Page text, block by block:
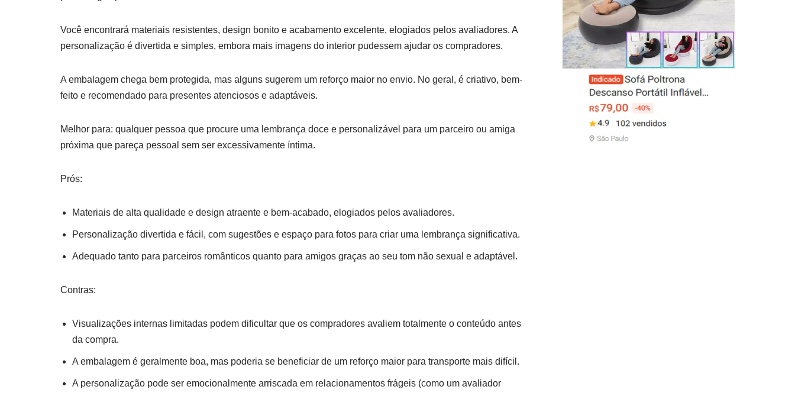
Você encontrará materiais resistentes, design bonito e acabamento excelente, elogiados pelos avaliadores. A
personalização é divertida e simples, embora mais imagens do interior pudessem ajudar os compradores.
A embalagem chega bem protegida, mas alguns sugerem um reforço maior no envio. No geral, é criativo, bem-
feito e recomendado para presentes atenciosos e adaptáveis.
Melhor para: qualquer pessoa que procure uma lembrança doce e personalizável para um parceiro ou amiga
próxima que pareça pessoal sem ser excessivamente íntima.
Prós:
Materiais de alta qualidade e design atraente e bem-acabado, elogiados pelos avaliadores.
Personalização divertida e fácil, com sugestões e espaço para fotos para criar uma lembrança significativa.
Adequado tanto para parceiros românticos quanto para amigos graças ao seu tom não sexual e adaptável.
Contras:
Visualizações internas limitadas podem dificultar que os compradores avaliem totalmente o conteúdo antes
da compra.
A embalagem é geralmente boa, mas poderia se beneficiar de um reforço maior para transporte mais difícil.
A personalização pode ser emocionalmente arriscada em relacionamentos frágeis (como um avaliador